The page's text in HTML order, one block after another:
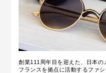
創業111周年目を迎えた、日本の
フランスを拠点に活動するファ